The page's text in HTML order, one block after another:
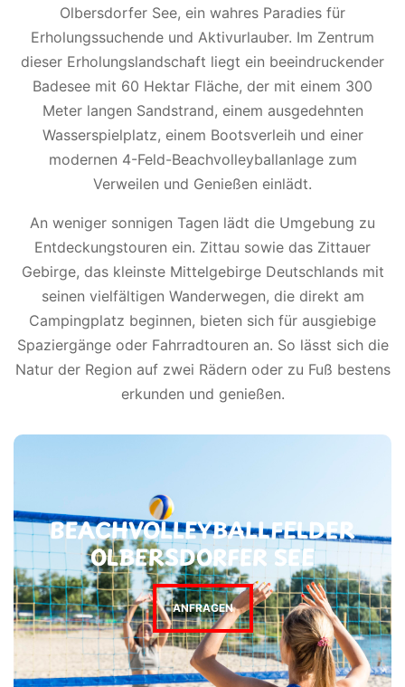
Olbersdorfer See, ein wahres Paradies für
Erholungssuchende und Aktivurlauber. Im Zentrum
dieser Erholungslandschaft liegt ein beeindruckender
Badesee mit 60 Hektar Fläche, der mit einem 300
Meter langen Sandstrand, einem ausgedehnten
Wasserspielplatz, einem Bootsverleih und einer
modernen 4-Feld-Beachvolleyballanlage zum
Verweilen und Genießen einlädt.
An weniger sonnigen Tagen lädt die Umgebung zu
Entdeckungstouren ein. Zittau sowie das Zittauer
Gebirge, das kleinste Mittelgebirge Deutschlands mit
seinen vielfältigen Wanderwegen, die direkt am
Campingplatz beginnen, bieten sich für ausgiebige
Spaziergänge oder Fahrradtouren an. So lässt sich die
Natur der Region auf zwei Rädern oder zu Fuß bestens
erkunden und genießen.
BEACHVOLLEYBALLFELDER
OLBERSDORFER SEE
ANFRAGEN